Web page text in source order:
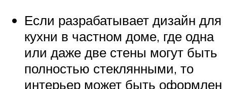
Если разрабатывает дизайн для
кухни в частном доме, где одна
или даже две стены могут быть
полностью стеклянными, то
интерьер может быть оформлен